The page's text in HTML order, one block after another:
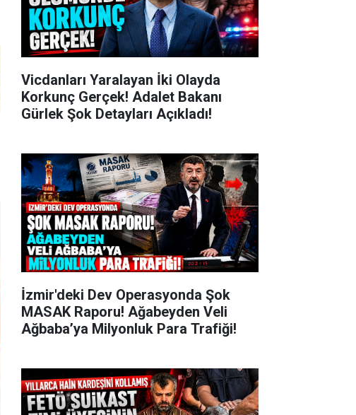
Vicdanları Yaralayan İki Olayda
Korkunç Gerçek! Adalet Bakanı
Gürlek Şok Detayları Açıkladı!
İzmir'deki Dev Operasyonda Şok
MASAK Raporu! Ağabeyden Veli
Ağbaba’ya Milyonluk Para Trafiği!